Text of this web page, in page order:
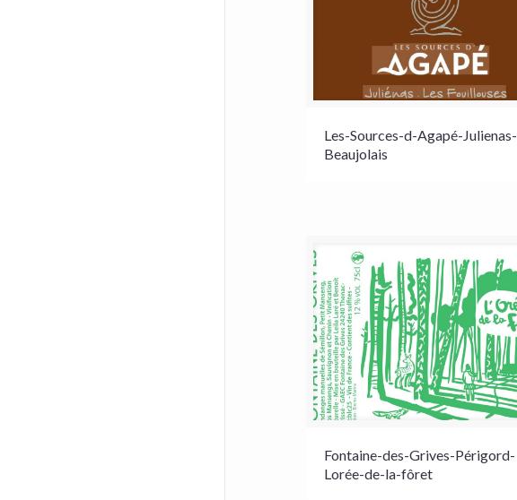
Les-Sources-d-Agapé-Julienas-
Beaujolais
Fontaine-des-Grives-Périgord-
Lorée-de-la-fôret